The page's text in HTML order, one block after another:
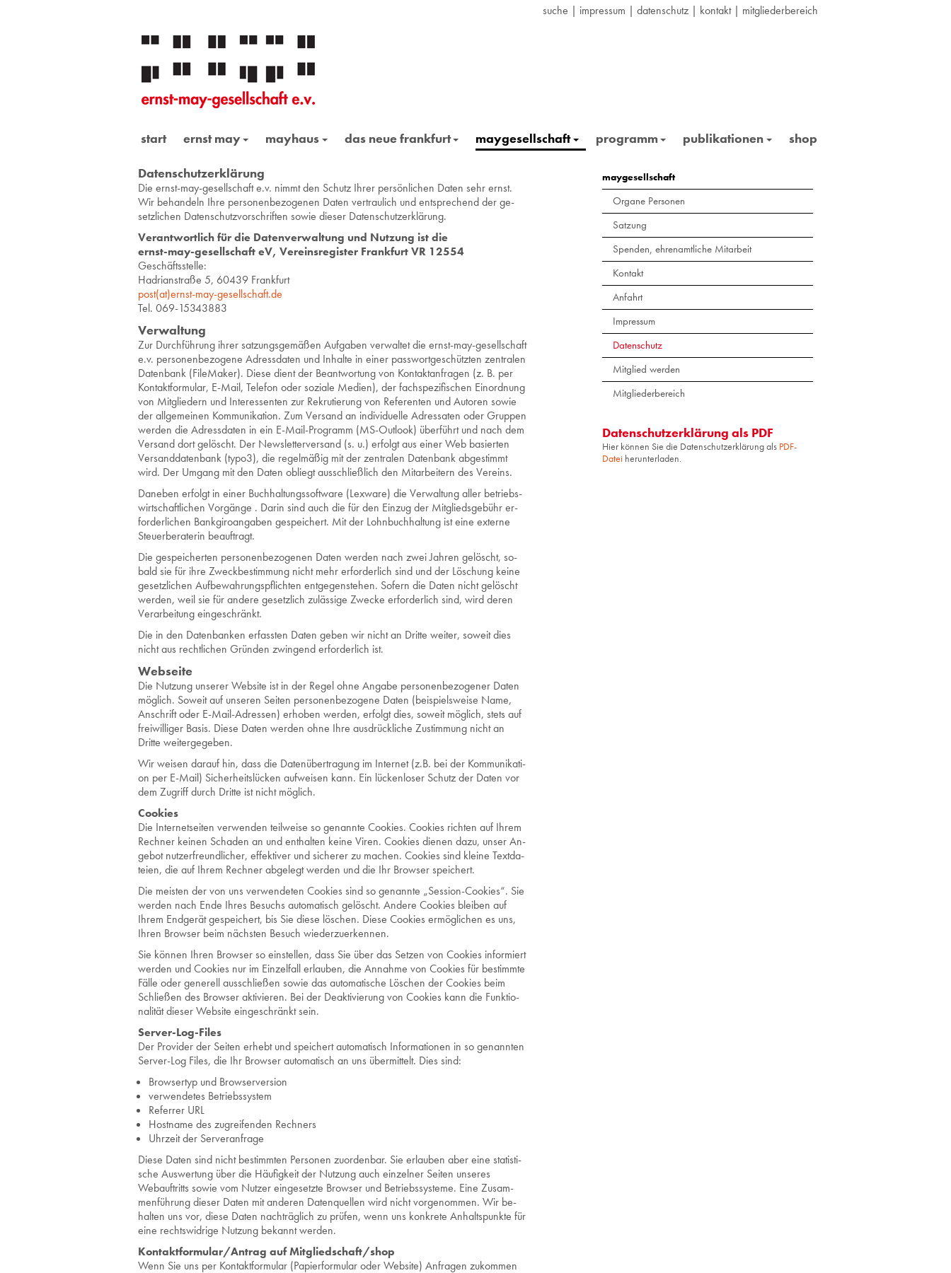
suche | impressum | datenschutz | kontakt| mitgliederbereich
start ernst may mayhaus das neue frankfurt maygesellschaft programm publikationen shop
Datenschutzerklärung
Die ernst-may-ge­sell­schaft e.v. nimmt den Schutz Ihrer per­sön­li­chen Daten sehr ernst.
Wir be­han­deln Ihre per­so­nen­be­zo­ge­nen Daten ver­trau­lich und ent­spre­chend der ge­
setz­li­chen Da­ten­schutz­vor­schrif­ten sowie die­ser Da­ten­schutz­er­klä­rung.
Ver­ant­wort­lich für die Da­ten­ver­wal­tung und Nut­zung ist die
ernst-may-ge­sell­schaft eV, Ver­eins­re­gis­ter Frank­furt VR 12554
Ge­schäfts­stel­le:
Ha­dri­an­stra­ße 5, 60439 Frank­furt
post(at)ernst-​may-​ges​ells​chaf​t.​de
Tel. 069-15343883
Ver­wal­tung
Zur Durch­füh­rung ihrer sat­zungs­ge­mä­ßen Auf­ga­ben ver­wal­tet die ernst-may-ge­sell­schaft
e.v. per­so­nen­be­zo­ge­ne Adress­da­ten und In­hal­te in einer pass­wort­ge­schütz­ten zen­tra­len
Da­ten­bank (Fi­le­Maker). Diese dient der Be­ant­wor­tung von Kon­takt­an­fra­gen (z. B. per
Kon­takt­for­mu­lar, E-Mail, Te­le­fon oder so­zia­le Me­di­en), der fach­spe­zi­fi­schen Ein­ord­nung
von Mit­glie­dern und In­ter­es­sen­ten zur Re­kru­tie­rung von Re­fe­ren­ten und Au­to­ren sowie
der all­ge­mei­nen Kom­mu­ni­ka­ti­on. Zum Ver­sand an in­di­vi­du­el­le Adres­sa­ten oder Grup­pen
wer­den die Adress­da­ten in ein E-Mail-Pro­gramm (MS-Out­look) über­führt und nach dem
Ver­sand dort ge­löscht. Der News­let­ter­ver­sand (s. u.) er­folgt aus einer Web ba­sier­ten
Ver­sand­da­ten­bank (typo3), die re­gel­mä­ßig mit der zen­tra­len Da­ten­bank ab­ge­stimmt
wird. Der Um­gang mit den Daten ob­liegt aus­schließ­lich den Mit­ar­bei­tern des Ver­eins.
Da­ne­ben er­folgt in einer Buch­hal­tungs­soft­ware (Lex­wa­re) die Ver­wal­tung aller be­triebs­
wirt­schaft­li­chen Vor­gän­ge . Darin sind auch die für den Ein­zug der Mit­glieds­ge­bühr er­
for­der­li­chen Bank­gi­ro­an­ga­ben ge­spei­chert. Mit der Lohn­buch­hal­tung ist eine ex­ter­ne
Steu­er­be­ra­te­rin be­auf­tragt.
Die ge­spei­cher­ten per­so­nen­be­zo­ge­nen Daten wer­den nach zwei Jah­ren ge­löscht, so­
bald sie für ihre Zweck­be­stim­mung nicht mehr er­for­der­lich sind und der Lö­schung keine
ge­setz­li­chen Auf­be­wah­rungs­pflich­ten ent­ge­gen­ste­hen. So­fern die Daten nicht ge­löscht
wer­den, weil sie für an­de­re ge­setz­lich zu­läs­si­ge Zwe­cke er­for­der­lich sind, wird deren
Ver­ar­bei­tung ein­ge­schränkt.
Die in den Da­ten­ban­ken er­fass­ten Daten geben wir nicht an Drit­te wei­ter, so­weit dies
nicht aus recht­li­chen Grün­den zwin­gend er­for­der­lich ist.
Webseite
Die Nutzung unserer Website ist in der Regel ohne Angabe personenbezogener Daten
möglich. Soweit auf unseren Seiten personenbezogene Daten (beispielsweise Name,
Anschrift oder E-Mail-Adressen) erhoben werden, erfolgt dies, soweit möglich, stets auf
freiwilliger Basis. Diese Daten werden ohne Ihre ausdrückliche Zustimmung nicht an
Dritte weitergegeben.
Wir wei­sen dar­auf hin, dass die Da­ten­über­tra­gung im In­ter­net (z.B. bei der Kom­mu­ni­ka­ti­
on per E-Mail) Si­cher­heits­lü­cken auf­wei­sen kann. Ein lü­cken­lo­ser Schutz der Daten vor
dem Zu­griff durch Drit­te ist nicht mög­lich.
Coo­kies
Die In­ter­net­sei­ten ver­wen­den teil­wei­se so ge­nann­te Coo­kies. Coo­kies rich­ten auf Ihrem
Rech­ner kei­nen Scha­den an und ent­hal­ten keine Viren. Coo­kies die­nen dazu, unser An­
ge­bot nut­zer­freund­li­cher, ef­fek­ti­ver und si­che­rer zu ma­chen. Coo­kies sind klei­ne Text­da­
tei­en, die auf Ihrem Rech­ner ab­ge­legt wer­den und die Ihr Brow­ser spei­chert.
Die meis­ten der von uns ver­wen­de­ten Coo­kies sind so ge­nann­te „Ses­si­on-Coo­kies“. Sie
wer­den nach Ende Ihres Be­suchs au­to­ma­tisch ge­löscht. An­de­re Coo­kies blei­ben auf
Ihrem End­ge­rät ge­spei­chert, bis Sie diese lö­schen. Diese Coo­kies er­mög­li­chen es uns,
Ihren Brow­ser beim nächs­ten Be­such wie­der­zu­er­ken­nen.
Sie kön­nen Ihren Brow­ser so ein­stel­len, dass Sie über das Set­zen von Coo­kies in­for­miert
wer­den und Coo­kies nur im Ein­zel­fall er­lau­ben, die An­nah­me von Coo­kies für be­stimm­te
Fälle oder ge­ne­rell aus­schlie­ßen sowie das au­to­ma­ti­sche Lö­schen der Coo­kies beim
Schlie­ßen des Brow­ser ak­ti­vie­ren. Bei der De­ak­ti­vie­rung von Coo­kies kann die Funk­tio­
na­li­tät die­ser Web­site ein­ge­schränkt sein.
Ser­ver-Log-Files
Der Pro­vi­der der Sei­ten er­hebt und spei­chert au­to­ma­tisch In­for­ma­tio­nen in so ge­nann­ten
Ser­ver-Log Files, die Ihr Brow­ser au­to­ma­tisch an uns über­mit­telt. Dies sind:
Brow­ser­typ und Brow­ser­ver­si­on
ver­wen­de­tes Be­triebs­sys­tem
Re­fer­rer URL
Host­na­me des zu­grei­fen­den Rech­ners
Uhr­zeit der Ser­ver­an­fra­ge
Diese Daten sind nicht be­stimm­ten Per­so­nen zu­or­den­bar. Sie er­lau­ben aber eine sta­tis­ti­
sche Aus­wer­tung über die Häu­fig­keit der Nut­zung auch ein­zel­ner Sei­ten un­se­res
Webauf­tritts sowie vom Nut­zer ein­ge­setz­te Brow­ser und Be­triebs­sys­te­me. Eine Zu­sam­
men­füh­rung die­ser Daten mit an­de­ren Da­ten­quel­len wird nicht vor­ge­nom­men. Wir be­
hal­ten uns vor, diese Daten nach­träg­lich zu prü­fen, wenn uns kon­kre­te An­halts­punk­te für
eine rechts­wid­ri­ge Nut­zung be­kannt wer­den.
Kon­takt­for­mu­lar/An­trag auf Mit­glied­schaft/shop
Wenn Sie uns per Kon­takt­for­mu­lar (Pa­pier­for­mu­lar oder Web­site) An­fra­gen zu­kom­men
maygesellschaft
Organe Personen
Satzung
Spenden, ehrenamtliche Mitarbeit
Kontakt
Anfahrt
Impressum
Datenschutz
Mitglied werden
Mitgliederbereich
Datenschutzerklärung als PDF
Hier können Sie die Datenschutzerklärung als PDF-
Datei herunterladen.